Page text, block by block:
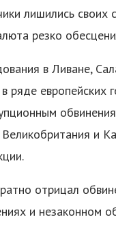
лишились своих
резко
в Ливане,
ряде европейских
и
отрицал
и незаконном